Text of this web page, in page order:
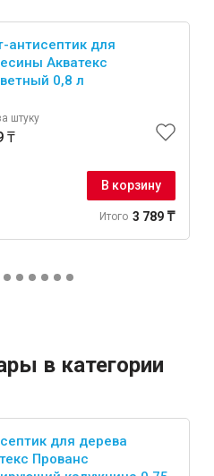
антисептик для
Акватекс
0,8 л
штуку
₸
В корзину
Итого 3 789 ₸
в категории
для дерева
Прованс